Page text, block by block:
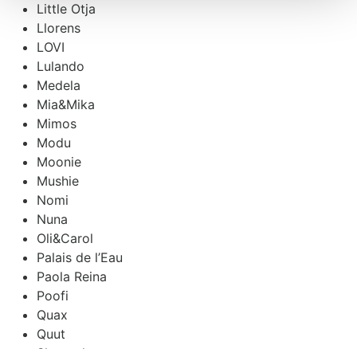
Little Otja
Llorens
LOVI
Lulando
Medela
Mia&Mika
Mimos
Modu
Moonie
Mushie
Nomi
Nuna
Oli&Carol
Palais de l’Eau
Paola Reina
Poofi
Quax
Quut